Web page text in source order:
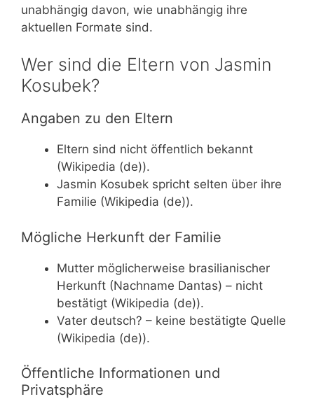
unabhängig davon, wie unabhängig ihre
aktuellen Formate sind.
Wer sind die Eltern von Jasmin
Kosubek?
Angaben zu den Eltern
Eltern sind nicht öffentlich bekannt
(Wikipedia (de)).
Jasmin Kosubek spricht selten über ihre
Familie (Wikipedia (de)).
Mögliche Herkunft der Familie
Mutter möglicherweise brasilianischer
Herkunft (Nachname Dantas) – nicht
bestätigt (Wikipedia (de)).
Vater deutsch? – keine bestätigte Quelle
(Wikipedia (de)).
Öffentliche Informationen und
Privatsphäre